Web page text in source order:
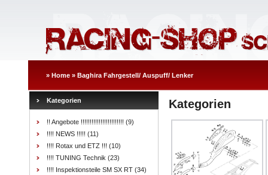
» Home » Baghira Fahrgestell/ Auspuff/ Lenker
Kategorien
!! Angebote !!!!!!!!!!!!!!!!!!!!!!!! (9)
!!!! NEWS !!!!! (11)
!!!! Rotax und ETZ !!! (10)
!!!! TUNING Technik (23)
!!!! Inspektionsteile SM SX RT (34)
Kategorien